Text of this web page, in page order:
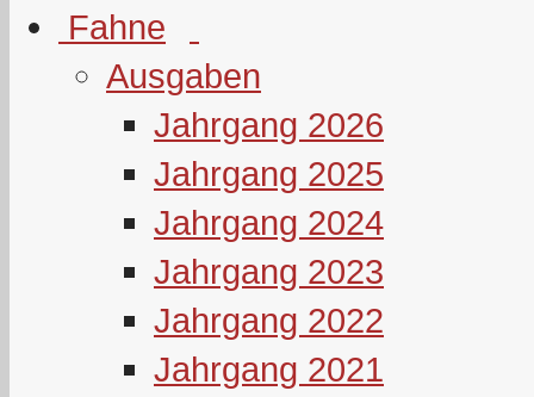
Ausgaben
Jahrgang 2026
Jahrgang 2025
Jahrgang 2024
Jahrgang 2023
Jahrgang 2022
Jahrgang 2021